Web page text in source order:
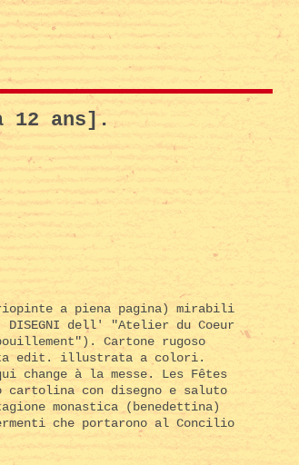
12 ans].
a piena pagina) mirabili
dell' "Atelier du Coeur
Cartone rugoso
edit. illustrata a colori.
à la messe. Les Fêtes
cartolina con disegno e saluto
monastica (benedettina)
che portarono al Concilio